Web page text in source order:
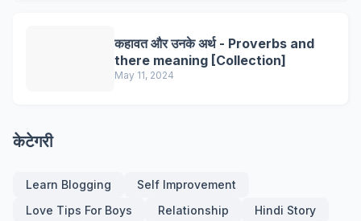
कहावत और उनके अर्थ - Proverbs and
there meaning [Collection]
May 11, 2024
केटेगरी
Learn Blogging
Self Improvement
Love Tips For Boys
Relationship
Hindi Story